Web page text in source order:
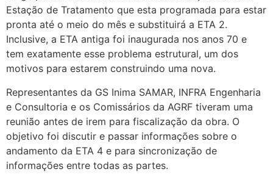
Estação de Tratamento que esta programada para estar
pronta até o meio do mês e substituirá a ETA 2.
Inclusive, a ETA antiga foi inaugurada nos anos 70 e
tem exatamente esse problema estrutural, um dos
motivos para estarem construindo uma nova.
Representantes da GS Inima SAMAR, INFRA Engenharia
e Consultoria e os Comissários da AGRF tiveram uma
reunião antes de irem para fiscalização da obra. O
objetivo foi discutir e passar informações sobre o
andamento da ETA 4 e para sincronização de
informações entre todas as partes.